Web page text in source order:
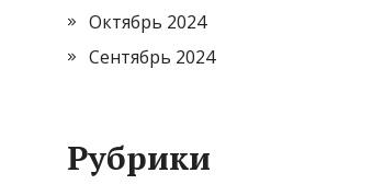
Октябрь 2024
Сентябрь 2024
Рубрики